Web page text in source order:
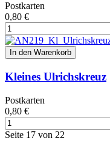
Postkarten
0,80 €
In den Warenkorb
Kleines Ulrichskreuz
Postkarten
0,80 €
Seite 17 von 22